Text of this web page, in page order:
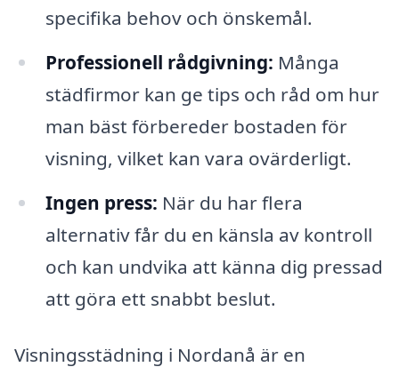
specifika behov och önskemål.
Professionell rådgivning: Många
städfirmor kan ge tips och råd om hur
man bäst förbereder bostaden för
visning, vilket kan vara ovärderligt.
Ingen press: När du har flera
alternativ får du en känsla av kontroll
och kan undvika att känna dig pressad
att göra ett snabbt beslut.
Visningsstädning i Nordanå är en